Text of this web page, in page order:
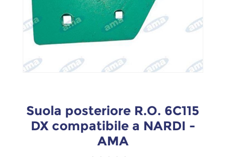
Suola posteriore R.O. 6C115
DX compatibile a NARDI -
AMA